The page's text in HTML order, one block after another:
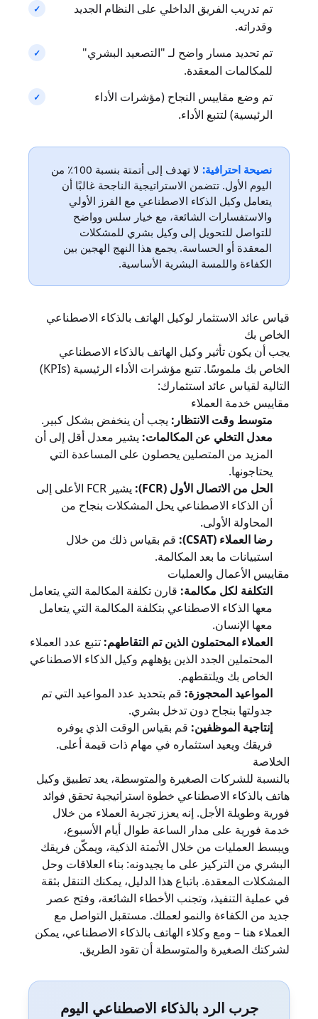
تم تدريب الفريق الداخلي على النظام الجديد
وقدراته.
تم تحديد مسار واضح لـ "التصعيد البشري"
للمكالمات المعقدة.
تم وضع مقاييس النجاح (مؤشرات الأداء
الرئيسية) لتتبع الأداء.
نصيحة احترافية:
لا تهدف إلى أتمتة بنسبة 100٪ من
اليوم الأول. تتضمن الاستراتيجية الناجحة غالبًا أن
يتعامل وكيل الذكاء الاصطناعي مع الفرز الأولي
والاستفسارات الشائعة، مع خيار سلس وواضح
للتواصل للتحويل إلى وكيل بشري للمشكلات
المعقدة أو الحساسة. يجمع هذا النهج الهجين بين
الكفاءة واللمسة البشرية الأساسية.
قياس عائد الاستثمار لوكيل الهاتف بالذكاء الاصطناعي
الخاص بك
يجب أن يكون تأثير وكيل الهاتف بالذكاء الاصطناعي
الخاص بك ملموسًا. تتبع مؤشرات الأداء الرئيسية (KPIs)
التالية لقياس عائد استثمارك:
مقاييس خدمة العملاء
متوسط وقت الانتظار: يجب أن ينخفض بشكل كبير.
معدل التخلي عن المكالمات: يشير معدل أقل إلى أن
المزيد من المتصلين يحصلون على المساعدة التي
يحتاجونها.
الحل من الاتصال الأول (FCR):
يشير FCR الأعلى إلى
أن الذكاء الاصطناعي يحل المشكلات بنجاح من
المحاولة الأولى.
رضا العملاء (CSAT):
قم بقياس ذلك من خلال
استبيانات ما بعد المكالمة.
مقاييس الأعمال والعمليات
التكلفة لكل مكالمة: قارن تكلفة المكالمة التي يتعامل
معها الذكاء الاصطناعي بتكلفة المكالمة التي يتعامل
معها الإنسان.
العملاء المحتملون الذين تم التقاطهم: تتبع عدد العملاء
المحتملين الجدد الذين يؤهلهم وكيل الذكاء الاصطناعي
الخاص بك ويلتقطهم.
المواعيد المحجوزة: قم بتحديد عدد المواعيد التي تم
جدولتها بنجاح دون تدخل بشري.
إنتاجية الموظفين: قم بقياس الوقت الذي يوفره
فريقك ويعيد استثماره في مهام ذات قيمة أعلى.
الخلاصة
بالنسبة للشركات الصغيرة والمتوسطة، يعد تطبيق وكيل
هاتف بالذكاء الاصطناعي خطوة استراتيجية تحقق فوائد
فورية وطويلة الأجل. إنه يعزز تجربة العملاء من خلال
خدمة فورية على مدار الساعة طوال أيام الأسبوع،
ويبسط العمليات من خلال الأتمتة الذكية، ويمكّن فريقك
البشري من التركيز على ما يجيدونه: بناء العلاقات وحل
المشكلات المعقدة. باتباع هذا الدليل، يمكنك التنقل بثقة
في عملية التنفيذ، وتجنب الأخطاء الشائعة، وفتح عصر
جديد من الكفاءة والنمو لعملك. مستقبل التواصل مع
العملاء هنا – ومع وكلاء الهاتف بالذكاء الاصطناعي، يمكن
لشركتك الصغيرة والمتوسطة أن تقود الطريق.
جرب الرد بالذكاء الاصطناعي اليوم